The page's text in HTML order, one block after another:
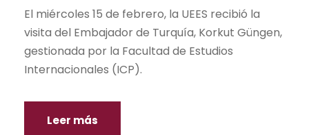
El miércoles 15 de febrero, la UEES recibió la
visita del Embajador de Turquía, Korkut Güngen,
gestionada por la Facultad de Estudios
Internacionales (ICP).
Leer más